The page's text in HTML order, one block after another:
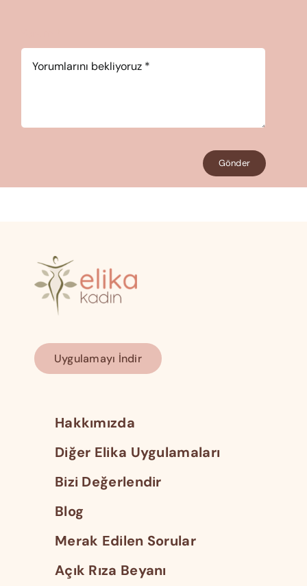
Gönder
Uygulamayı İndir
Hakkımızda
Diğer Elika Uygulamaları
Bizi Değerlendir
Blog
Merak Edilen Sorular
Açık Rıza Beyanı